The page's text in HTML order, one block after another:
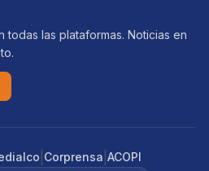
las plataformas. Noticias en
Corprensa ACOPI